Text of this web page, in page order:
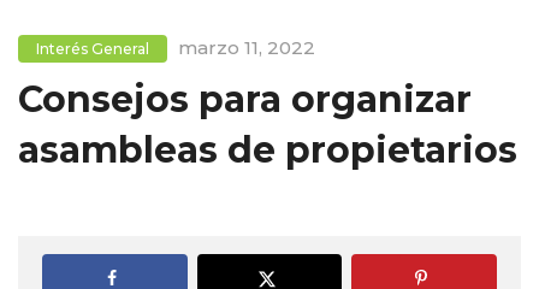
Interés General marzo 11, 2022
Consejos para organizar
asambleas de propietarios